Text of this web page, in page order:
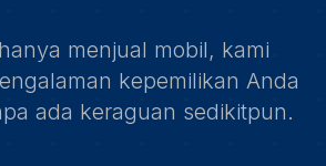
menjual mobil, kami
kepemilikan Anda
ada keraguan sedikitpun.